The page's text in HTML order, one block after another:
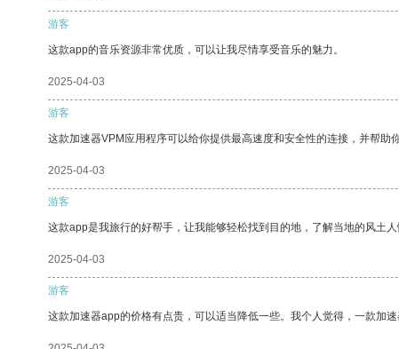
游客
这款app的音乐资源非常优质，可以让我尽情享受音乐的魅力。
2025-04-03
游客
这款加速器VPM应用程序可以给你提供最高速度和安全性的连接，并帮助
2025-04-03
游客
这款app是我旅行的好帮手，让我能够轻松找到目的地，了解当地的风土人
2025-04-03
游客
这款加速器app的价格有点贵，可以适当降低一些。我个人觉得，一款加